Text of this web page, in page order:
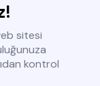
sitesi
kontrol